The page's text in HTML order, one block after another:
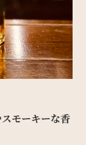
モーキーな香